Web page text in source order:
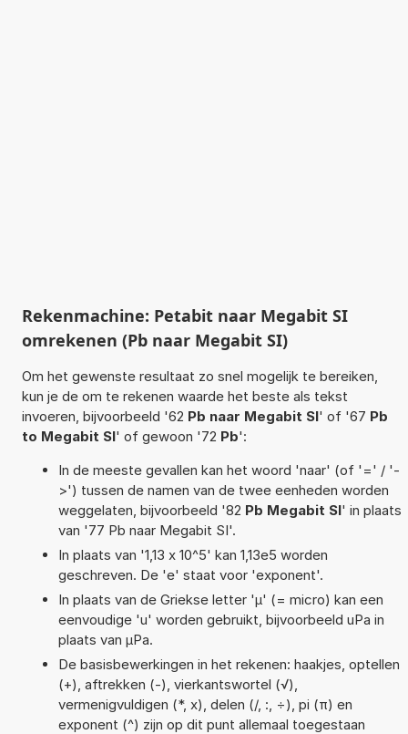
Rekenmachine: Petabit naar Megabit SI
omrekenen (Pb naar Megabit SI)
Om het gewenste resultaat zo snel mogelijk te bereiken,
kun je de om te rekenen waarde het beste als tekst
invoeren, bijvoorbeeld '62 Pb naar Megabit SI' of '67 Pb
to Megabit SI' of gewoon '72 Pb':
In de meeste gevallen kan het woord 'naar' (of '=' / '-
>') tussen de namen van de twee eenheden worden
weggelaten, bijvoorbeeld '82 Pb Megabit SI' in plaats
van '77 Pb naar Megabit SI'.
In plaats van '1,13 x 10^5' kan 1,13e5 worden
geschreven. De 'e' staat voor 'exponent'.
In plaats van de Griekse letter 'µ' (= micro) kan een
eenvoudige 'u' worden gebruikt, bijvoorbeeld uPa in
plaats van µPa.
De basisbewerkingen in het rekenen: haakjes, optellen
(+), aftrekken (-), vierkantswortel (√),
vermenigvuldigen (*, x), delen (/, :, ÷), pi (π) en
exponent (^) zijn op dit punt allemaal toegestaan